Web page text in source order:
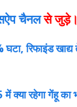
चैनलसे जुड़े।
घटा, रिफाइंड
क्या रहेगा गेंहू का